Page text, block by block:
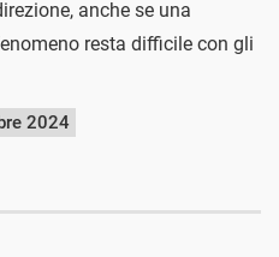
anche se una
resta difficile con gli
2024